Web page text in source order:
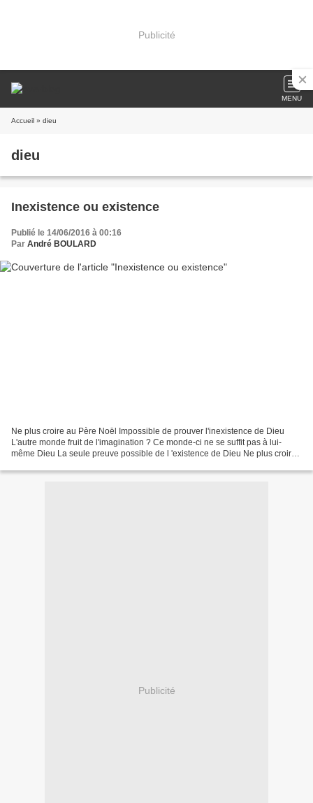
Publicité
MENU
Accueil » dieu
dieu
Inexistence ou existence
Publié le 14/06/2016 à 00:16
Par André BOULARD
Ne plus croire au Père Noël Impossible de prouver l'inexistence de Dieu
L'autre monde fruit de l'imagination ? Ce monde-ci ne se suffit pas à lui-
même Dieu La seule preuve possible de l 'existence de Dieu Ne plus croire
Publicité